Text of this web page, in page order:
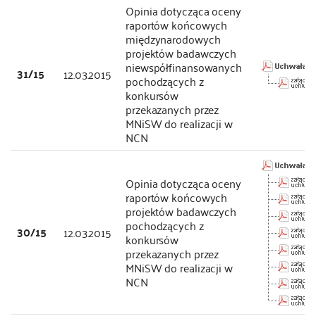
31/15 12.03.2015
Opinia dotycząca oceny
raportów końcowych
międzynarodowych
projektów badawczych
niewspółfinansowanych
pochodzących z
konkursów
przekazanych przez
MNiSW do realizacji w
NCN
30/15 12.03.2015
Opinia dotycząca oceny
raportów końcowych
projektów badawczych
pochodzących z
konkursów
przekazanych przez
MNiSW do realizacji w
NCN